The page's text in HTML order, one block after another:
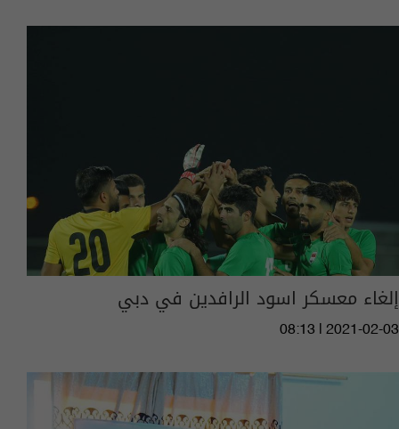
إلغاء معسكر اسود الرافدين في دبي
08:13 | 2021-02-03